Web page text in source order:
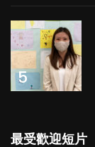
5
最受歡迎短片